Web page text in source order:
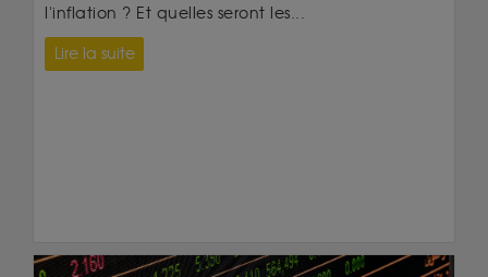
l'inflation ? Et quelles seront les...
Lire la suite